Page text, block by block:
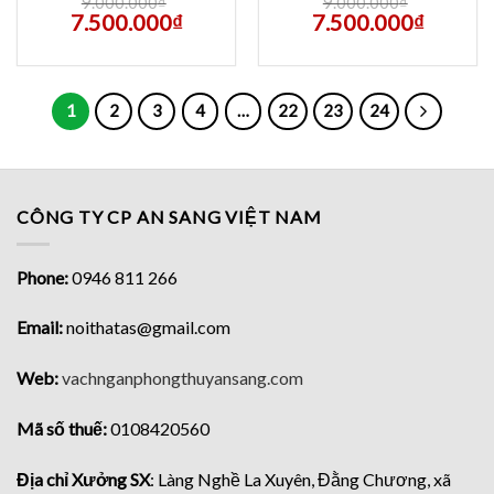
7.500.000₫ 7.500.000₫
1 2 3 4 … 22 23 24
CÔNG TY CP AN SANG VIỆT NAM
Phone:0946 811 266
Email:noithatas@gmail.com
Web:vachnganphongthuyansang.com
Mã số thuế:0108420560
Địa chỉ Xưởng SX: Làng Nghề La Xuyên, Đằng Chương, xã